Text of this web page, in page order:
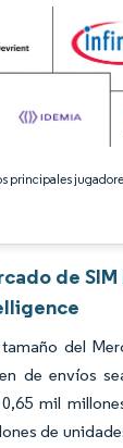
principales
de
del
de envíos
mil
de